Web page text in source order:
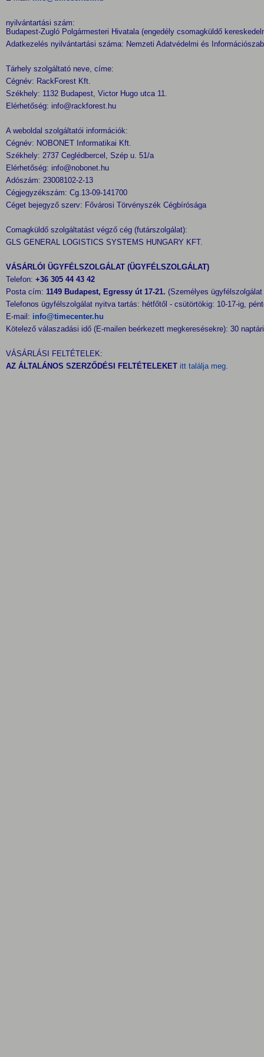
nyilvántartási szám:
Budapest-Zugló Polgármesteri Hivatala (engedély csomagküldő
Adatkezelés nyilvántartási száma: Nemzeti Adatvédelmi és
Tárhely szolgáltató neve, címe:
Cégnév: RackForest Kft.
Székhely: 1132 Budapest, Victor Hugo utca 11.
Elérhetőség: info@rackforest.hu
A weboldal szolgáltatói információk:
Cégnév: NOBONET Informatikai Kft.
Székhely: 2737 Ceglédbercel, Szép u. 51/a
Elérhetőség: info@nobonet.hu
Adószám: 23008102-2-13
Cégjegyzékszám: Cg.13-09-141700
Céget bejegyző szerv: Fővárosi Törvényszék Cégbírósága
Comagküldő szolgáltatást végző cég (futárszolgálat):
GLS GENERAL LOGISTICS SYSTEMS HUNGARY KFT.
VÁSÁRLÓI ÜGYFÉLSZOLGÁLAT (ÜGYFÉLSZOLGÁLAT)
Telefon: +36 305 44 43 42
Posta cím: 1149 Budapest, Egressy út 17-21. (Személyes
Telefonos ügyfélszolgálat nyitva tartás: hétfőtől - csütörtökig: 10-17-ig,
E-mail: info@timecenter.hu
Kötelező válaszadási idő (E-mailen beérkezett megkeresésekre): 30
VÁSÁRLÁSI FELTÉTELEK:
AZ ÁLTALÁNOS SZERZŐDÉSI FELTÉTELEKET itt találja meg.